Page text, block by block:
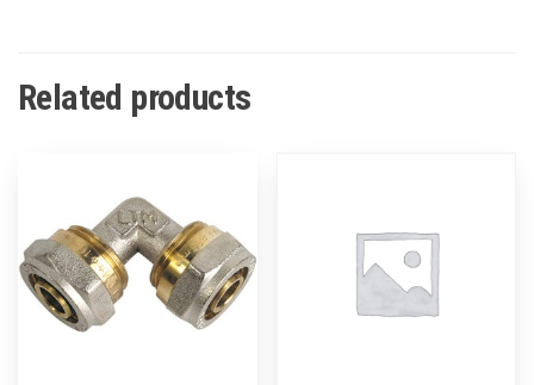
Related products